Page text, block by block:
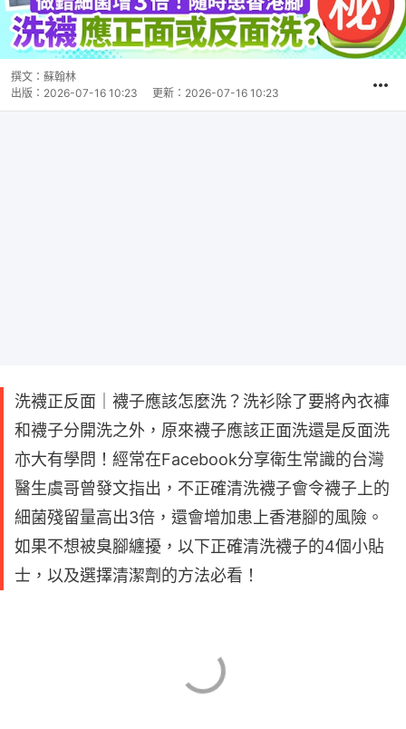
撰文： 蘇翰林
出版： 2026-07-16 10:23 更新： 2026-07-16 10:23
洗襪正反面｜襪子應該怎麼洗？洗衫除了要將內衣褲
和襪子分開洗之外，原來襪子應該正面洗還是反面洗
亦大有學問！經常在Facebook分享衛生常識的台灣
醫生虞哥曾發文指出，不正確清洗襪子會令襪子上的
細菌殘留量高出3倍，還會增加患上香港腳的風險。
如果不想被臭腳纏擾，以下正確清洗襪子的4個小貼
士，以及選擇清潔劑的方法必看！